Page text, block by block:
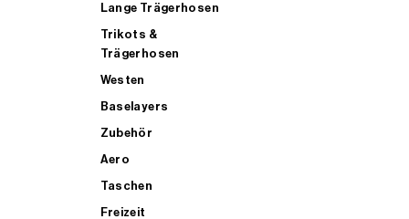
Lange Trägerhosen
Trikots &
Trägerhosen
Westen
Baselayers
Zubehör
Aero
Taschen
Freizeit